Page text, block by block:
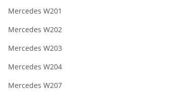
Mercedes W201
Mercedes W202
Mercedes W203
Mercedes W204
Mercedes W207